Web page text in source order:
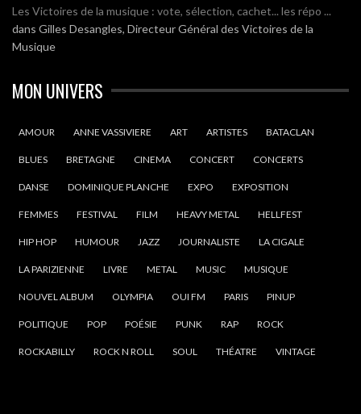
Les Victoires de la musique : vote, sélection, cachet... les répo ...
dans Gilles Desangles, Directeur Général des Victoires de la
Musique
MON UNIVERS
AMOUR ANNE VASSIVIERE ART ARTISTES BATACLAN
BLUES BRETAGNE CINEMA CONCERT CONCERTS
DANSE DOMINIQUE PLANCHE EXPO EXPOSITION
FEMMES FESTIVAL FILM HEAVY METAL HELLFEST
HIP HOP HUMOUR JAZZ JOURNALISTE LA CIGALE
LA PARIZIENNE LIVRE METAL MUSIC MUSIQUE
NOUVEL ALBUM OLYMPIA OUI FM PARIS PINUP
POLITIQUE POP POÉSIE PUNK RAP ROCK
ROCKABILLY ROCK N ROLL SOUL THÉATRE VINTAGE